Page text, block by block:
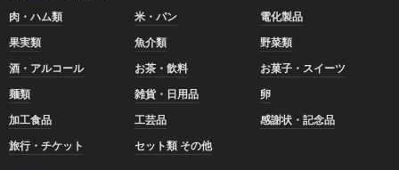
肉・ハム類 米・パン
電化製品
果実類
魚介類
野菜類
酒・アルコール
お茶・飲料
お菓子・スイーツ
麺類
雑貨・日用品
卵
加工食品
工芸品
感謝状・記念品
旅行・チケット
セット類 その他